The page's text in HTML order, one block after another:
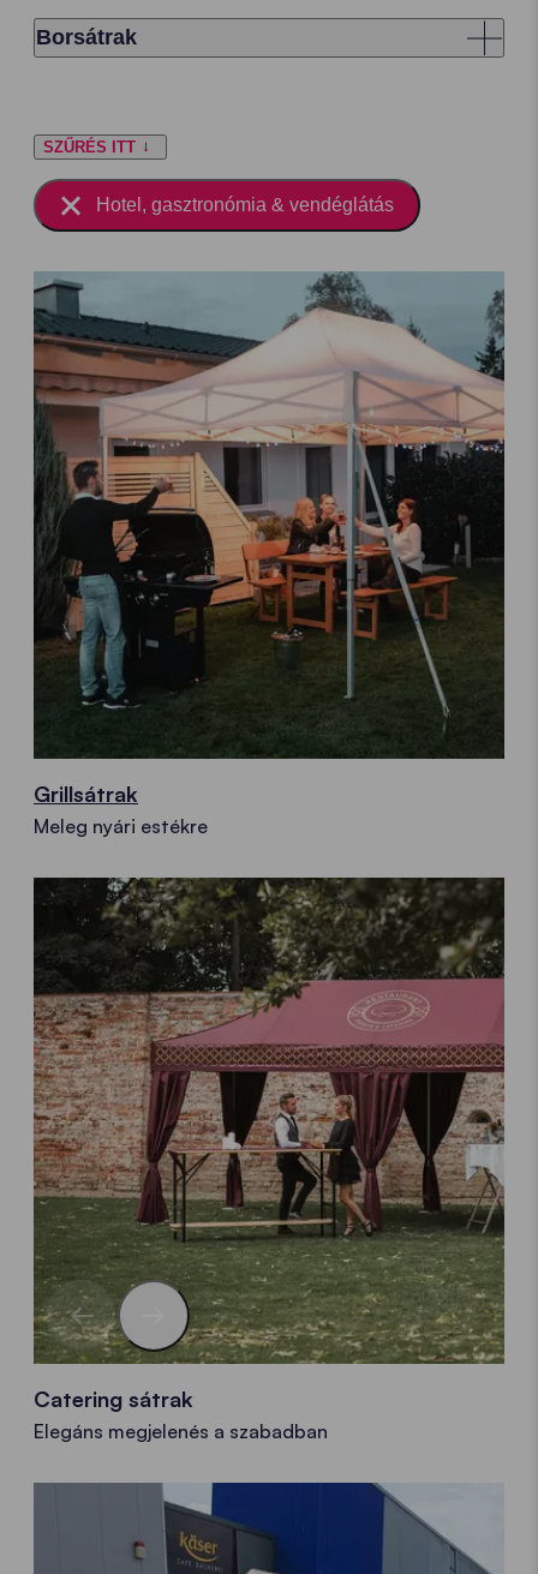
Borsátrak
SZŰRÉS ITT
Hotel, gasztronómia & vendéglátás
Grillsátrak
Meleg nyári estékre
Catering sátrak
Elegáns megjelenés a szabadban